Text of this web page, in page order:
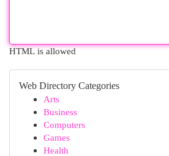
HTML is allowed
Web Directory Categories
Arts
Business
Computers
Games
Health